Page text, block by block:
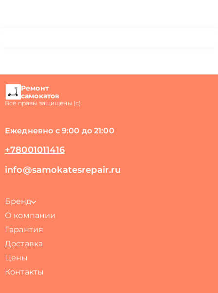
Ремонт
самокатов
Все правы защищены (с)
Ежедневно с 9:00 до 21:00
+78001011416
info@samokatesrepair.ru
Бренд
О компании
Гарантия
Доставка
Цены
Контакты